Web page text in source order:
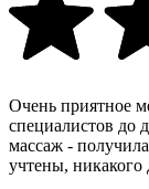
Очень приятное
специалистов до
массаж -
учтены,